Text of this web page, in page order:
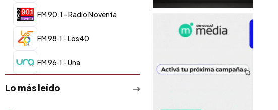
FM 90.1 - Radio Noventa
FM 98.1 - Los40
FM 96.1 - Una
Lo más leído